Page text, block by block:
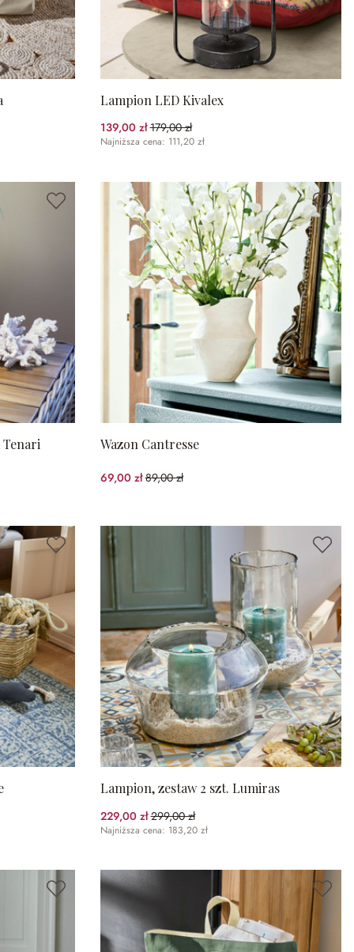
Lampion LED Kivalex
139,00 zł179,00 zł
(22.35%spared)
Najniższa cena: 111,20 zł
Tenari Wazon Cantresse
69,00 zł89,00 zł
(22.47%spared)
Lampion, zestaw 2 szt. Lumiras
229,00 zł299,00 zł
(23.41%spared)
Najniższa cena: 183,20 zł